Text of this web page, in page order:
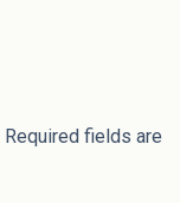
Required fields are